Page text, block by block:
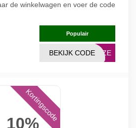
de winkelwagen en voer de code
Populair
LAZE
BEKIJK CODE
10%
Kortingscode